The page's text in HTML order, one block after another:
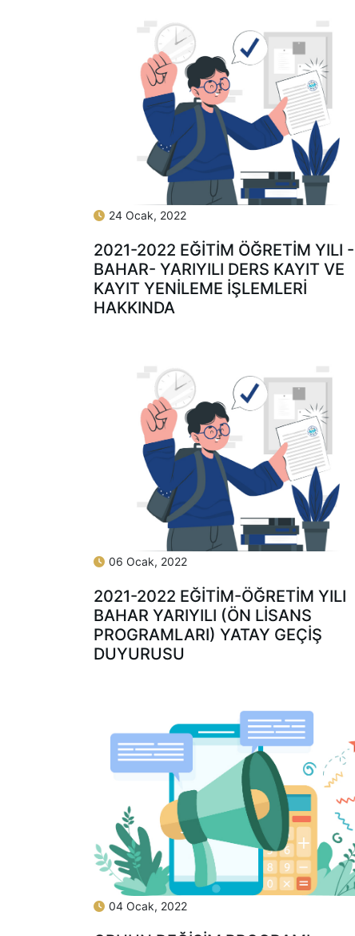
24 Ocak, 2022
2021-2022 EĞİTİM ÖĞRETİM YILI -
BAHAR- YARIYILI DERS KAYIT VE
KAYIT YENİLEME İŞLEMLERİ
HAKKINDA
06 Ocak, 2022
2021-2022 EĞİTİM-ÖĞRETİM YILI
BAHAR YARIYILI (ÖN LİSANS
PROGRAMLARI) YATAY GEÇİŞ
DUYURUSU
04 Ocak, 2022